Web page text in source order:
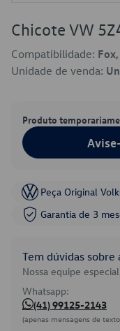
Chicote VW
Compatibilidade:
Unidade de venda:
Produto
Peça Original
Garantia de 3
Tem dúvidas
Nossa equipe
Whatsapp:
(41) 99125-2143
(apenas mensagens de